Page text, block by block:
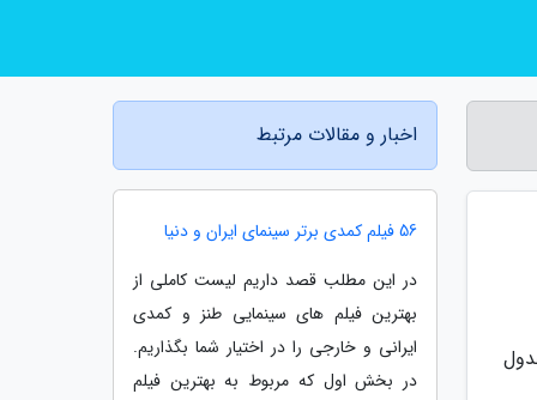
اخبار و مقالات مرتبط
56 فیلم کمدی برتر سینمای ایران و دنیا
در این مطلب قصد داریم لیست کاملی از
بهترین فیلم های سینمایی طنز و کمدی
ایرانی و خارجی را در اختیار شما بگذاریم.
در بخش اول که مربوط به بهترین فیلم